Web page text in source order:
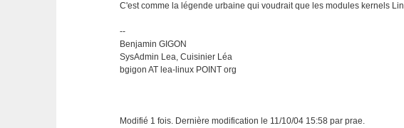
C'est comme la légende urbaine qui voudrait que les modules kernels
--
Benjamin GIGON
SysAdmin Lea, Cuisinier Léa
bgigon AT lea-linux POINT org
Modifié 1 fois. Dernière modification le 11/10/04 15:58 par prae.